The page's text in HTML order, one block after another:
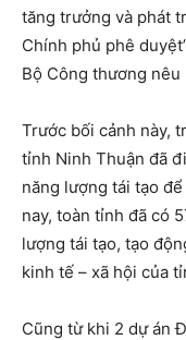
tăng trưởng và phát
Chính phủ phê
Bộ Công thương nêu
Trước bối cảnh này,
tỉnh Ninh Thuận đã
năng lượng tái tạo
nay, toàn tỉnh đã có
lượng tái tạo, tạo
kinh tế – xã hội của
Cũng từ khi 2 dự án